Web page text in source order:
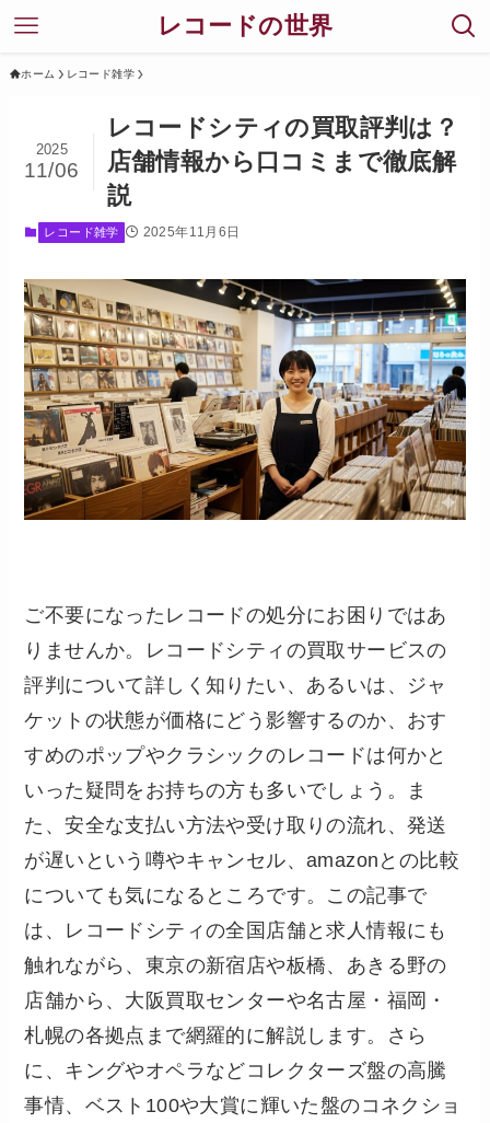
レコードの世界
ホーム レコード雑学
レコードシティの買取評判は？
店舗情報から口コミまで徹底解
説
2025
11/06
レコード雑学 2025年11月6日
ご不要になったレコードの処分にお困りではあ
りませんか。レコードシティの買取サービスの
評判について詳しく知りたい、あるいは、ジャ
ケットの状態が価格にどう影響するのか、おす
すめのポップやクラシックのレコードは何かと
いった疑問をお持ちの方も多いでしょう。ま
た、安全な支払い方法や受け取りの流れ、発送
が遅いという噂やキャンセル、amazonとの比較
についても気になるところです。この記事で
は、レコードシティの全国店舗と求人情報にも
触れながら、東京の新宿店や板橋、あきる野の
店舗から、大阪買取センターや名古屋・福岡・
札幌の各拠点まで網羅的に解説します。さら
に、キングやオペラなどコレクターズ盤の高騰
事情、ベスト100や大賞に輝いた盤のコネクショ